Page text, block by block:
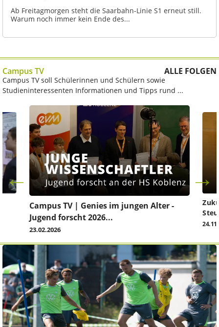
Ab Freitagmorgen steht die Saarbahn-Linie S1 erneut still.
Warum noch immer kein Ende des...
Campus TV ALLE FOLGEN
Campus TV soll Schülerinnen und Schülern sowie
Studieninteressenten Informationen und Tipps rund ...
Campus TV | Genies im jungen Alter -
Jugend forscht 2026...
23.02.2026